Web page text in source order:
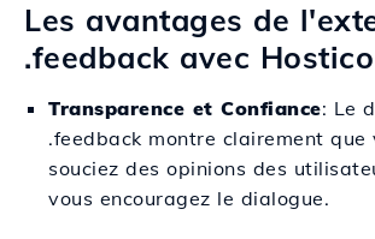
Les avantages de
.feedback avec Hostico
Transparence et Confiance: Le
.feedback montre clairement que
souciez des opinions des
vous encouragez le dialogue.